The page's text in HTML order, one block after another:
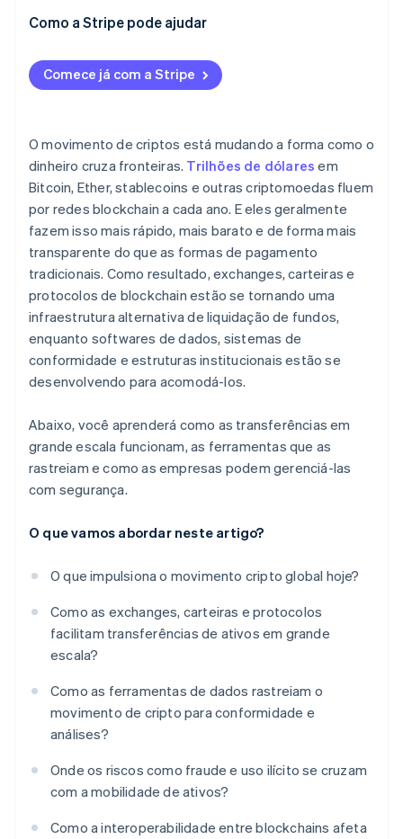
Como a Stripe pode ajudar
Comece já com a Stripe
O movimento de criptos está mudando a forma como o
dinheiro cruza fronteiras. Trilhões de dólares em
Bitcoin, Ether, stablecoins e outras criptomoedas fluem
por redes blockchain a cada ano. E eles geralmente
fazem isso mais rápido, mais barato e de forma mais
transparente do que as formas de pagamento
tradicionais. Como resultado, exchanges, carteiras e
protocolos de blockchain estão se tornando uma
infraestrutura alternativa de liquidação de fundos,
enquanto softwares de dados, sistemas de
conformidade e estruturas institucionais estão se
desenvolvendo para acomodá-los.
Abaixo, você aprenderá como as transferências em
grande escala funcionam, as ferramentas que as
rastreiam e como as empresas podem gerenciá-las
com segurança.
O que vamos abordar neste artigo?
O que impulsiona o movimento cripto global hoje?
Como as exchanges, carteiras e protocolos
facilitam transferências de ativos em grande
escala?
Como as ferramentas de dados rastreiam o
movimento de cripto para conformidade e
análises?
Onde os riscos como fraude e uso ilícito se cruzam
com a mobilidade de ativos?
Como a interoperabilidade entre blockchains afeta